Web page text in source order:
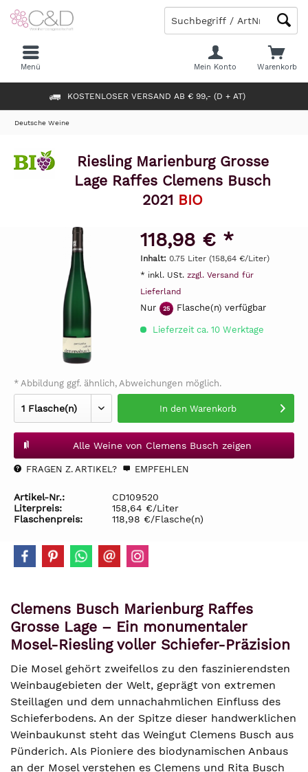
KOSTENLOSER VERSAND AB € 99,- (D + AT)
Warenkorb
Mein Konto
Menü
Deutsche Weine
Riesling Marienburg Grosse
Lage Raffes Clemens Busch
2021 BIO
118,98 € *
Inhalt: 0.75 Liter (158,64 €/Liter)
* inkl. USt. zzgl. Versand für
Lieferland
Nur 25 Flasche(n) verfügbar
Lieferzeit ca. 10 Werktage
* Abbildung ggf. ähnlich, Abweichungen möglich.
In den Warenkorb
Alle Weine von Clemens Busch zeigen
FRAGEN Z. ARTIKEL? EMPFEHLEN
Artikel-Nr.:
CD109520
Literpreis:
158,64 €/Liter
Flaschenpreis:
118,98 €/Flasche(n)
Clemens Busch Marienburg Raffes
Grosse Lage – Ein monumentaler
Mosel-Riesling voller Schiefer-Präzision
Die Mosel gehört zweifellos zu den faszinierendsten
Weinbaugebieten der Welt, geprägt von extremen
Steillagen und dem unnachahmlichen Einfluss des
Schieferbodens. An der Spitze dieser handwerklichen
Weinbaukunst steht das Weingut Clemens Busch aus
Pünderich. Als Pioniere des biodynamischen Anbaus
an der Mosel verstehen es Clemens und Rita Busch